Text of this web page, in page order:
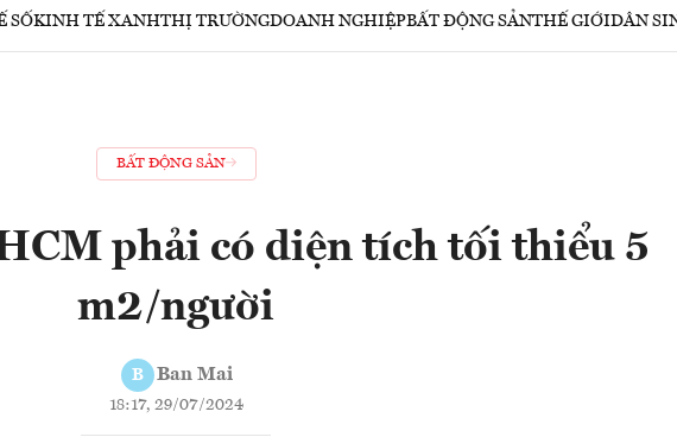
SỐKINH TẾ XANHTHỊ TRƯỜNGDOANH NGHIỆPBẤT ĐỘNG SẢNTHẾ GIỚIDÂN
BẤT ĐỘNG SẢN
phải có diện tích tối thiểu 5
m2/người
B Ban Mai
18:17, 29/07/2024